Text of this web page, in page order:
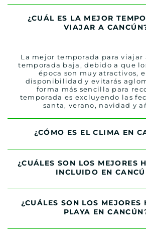
¿CUÁL ES LA MEJOR
VIAJAR A
La mejor temporada para viajar
temporada baja, debido a que
época son muy atractivos,
disponibilidad y evitarás
forma más sencilla para
temporada es excluyendo las
santa, verano, navidad y
¿CÓMO ES EL CLIMA EN
¿CUÁLES SON LOS MEJORES
INCLUIDO EN
¿CUÁLES SON LOS MEJORES
PLAYA EN